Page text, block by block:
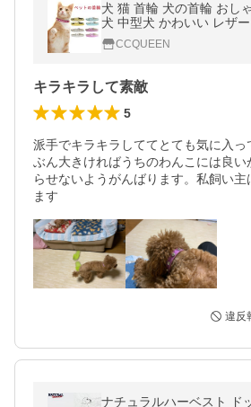
犬 猫 首輪 犬の首輪 おし
犬 中型犬 かわいい レザ
猫の首輪 ペットの首輪 猫
キラキラ XS S zh-104
CCQUEEN
キラキラして素敵
5
派手でキラキラしててとても気に入っ
ぶん大きければうちのわんこには良い
らせないようがんばります。私飼い主
ます
違反
ナチュラルハーベスト ド